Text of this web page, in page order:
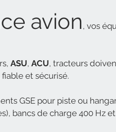
avion , vos
ASU, ACU, tracteurs
et sécurisé.
GSE pour piste ou
bancs de charge 400 Hz